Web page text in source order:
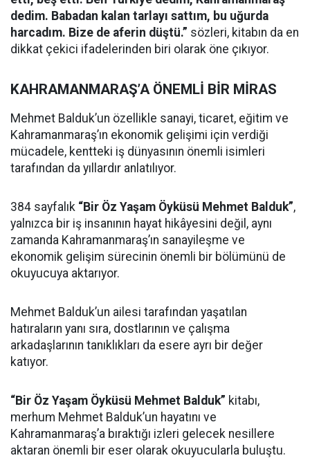
dedim. Babadan kalan tarlayı sattım, bu uğurda
harcadım. Bize de aferin düştü.” sözleri, kitabın da en
dikkat çekici ifadelerinden biri olarak öne çıkıyor.
KAHRAMANMARAŞ’A ÖNEMLİ BİR MİRAS
Mehmet Balduk’un özellikle sanayi, ticaret, eğitim ve
Kahramanmaraş’ın ekonomik gelişimi için verdiği
mücadele, kentteki iş dünyasının önemli isimleri
tarafından da yıllardır anlatılıyor.
384 sayfalık “Bir Öz Yaşam Öyküsü Mehmet Balduk”,
yalnızca bir iş insanının hayat hikâyesini değil, aynı
zamanda Kahramanmaraş’ın sanayileşme ve
ekonomik gelişim sürecinin önemli bir bölümünü de
okuyucuya aktarıyor.
Mehmet Balduk’un ailesi tarafından yaşatılan
hatıraların yanı sıra, dostlarının ve çalışma
arkadaşlarının tanıklıkları da esere ayrı bir değer
katıyor.
“Bir Öz Yaşam Öyküsü Mehmet Balduk” kitabı,
merhum Mehmet Balduk’un hayatını ve
Kahramanmaraş’a bıraktığı izleri gelecek nesillere
aktaran önemli bir eser olarak okuyucularla buluştu.